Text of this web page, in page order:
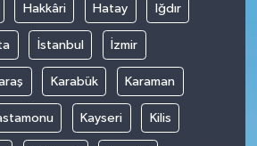
Hakkâri Hatay Iğdır
İstanbul İzmir
Karabük Karaman
Kayseri Kilis